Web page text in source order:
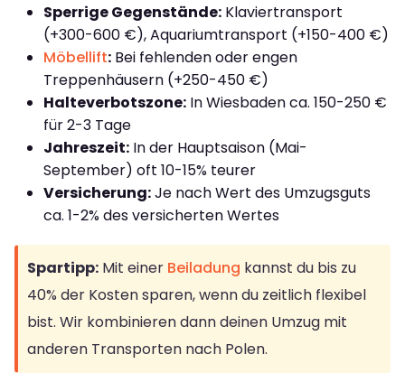
Sperrige Gegenstände: Klaviertransport
(+300-600 €), Aquariumtransport (+150-400 €)
Möbellift: Bei fehlenden oder engen
Treppenhäusern (+250-450 €)
Halteverbotszone: In Wiesbaden ca. 150-250 €
für 2-3 Tage
Jahreszeit: In der Hauptsaison (Mai-
September) oft 10-15% teurer
Versicherung:Je nach Wert des Umzugsguts
ca. 1-2% des versicherten Wertes
Spartipp: Mit einer Beiladung kannst du bis zu
40% der Kosten sparen, wenn du zeitlich flexibel
bist. Wir kombinieren dann deinen Umzug mit
anderen Transporten nach Polen.